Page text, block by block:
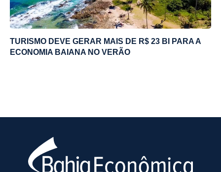
TURISMO DEVE GERAR MAIS DE R$ 23 BI PARA A
ECONOMIA BAIANA NO VERÃO